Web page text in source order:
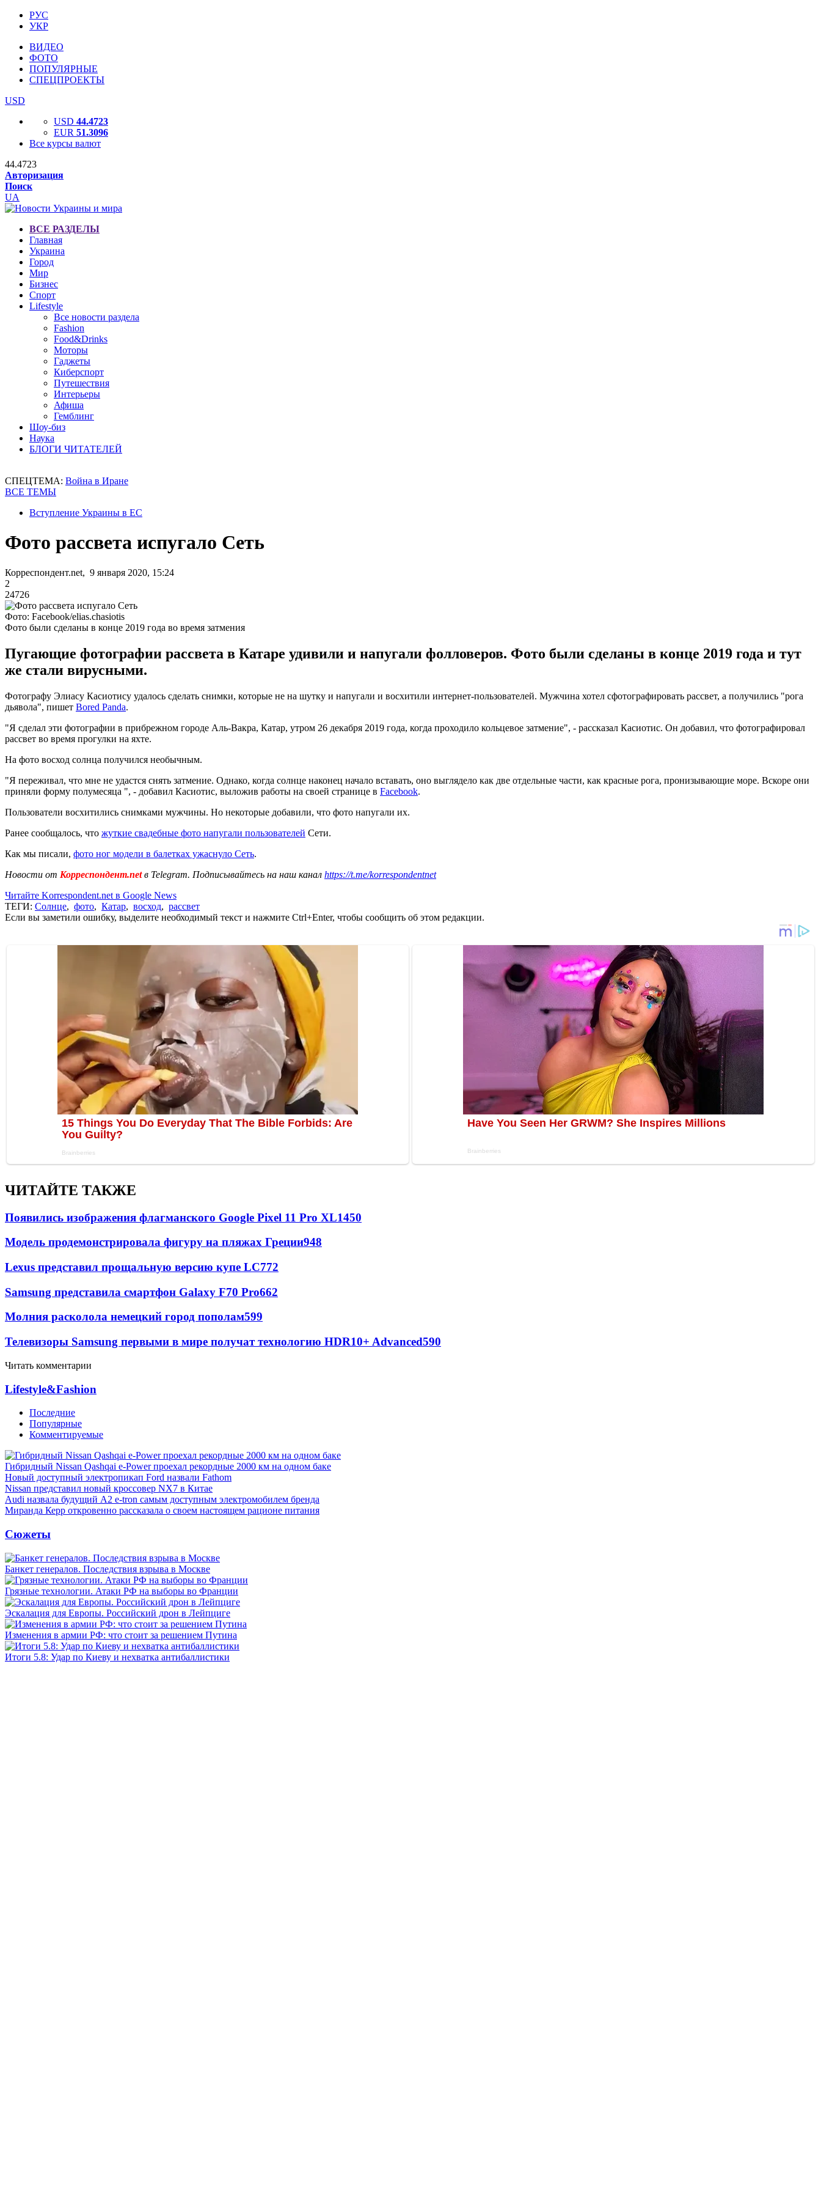
РУС
УКР
ВИДЕО
ФОТО
ПОПУЛЯРНЫЕ
СПЕЦПРОЕКТЫ
USD
USD 44.4723
EUR 51.3096
Все курсы валют
44.4723
Авторизация
Поиск
UA
ВСЕ РАЗДЕЛЫ
Главная
Украина
Город
Мир
Бизнес
Спорт
Lifestyle
Все новости раздела
Fashion
Food&Drinks
Моторы
Гаджеты
Киберспорт
Путешествия
Интерьеры
Афиша
Гемблинг
Шоу-биз
Наука
БЛОГИ ЧИТАТЕЛЕЙ
СПЕЦТЕМА: Война в Иране
ВСЕ ТЕМЫ
Вступление Украины в ЕС
Фото рассвета испугало Сеть
Корреспондент.net, 9 января 2020, 15:24
2
24726
Фото: Facebook/elias.chasiotis
Фото были сделаны в конце 2019 года во время затмения
Пугающие фотографии рассвета в Катаре удивили и напугали фолловеров. Фото были сделаны в конце 2019 года и тут
же стали вирусными.
Фотографу Элиасу Касиотису удалось сделать снимки, которые не на шутку и напугали и восхитили интернет-пользователей. Мужчина хотел сфотографировать рассвет, а получились "рога
дьявола", пишет Bored Panda.
"Я сделал эти фотографии в прибрежном городе Аль-Вакра, Катар, утром 26 декабря 2019 года, когда проходило кольцевое затмение", - рассказал Касиотис. Он добавил, что фотографировал
рассвет во время прогулки на яхте.
На фото восход солнца получился необычным.
"Я переживал, что мне не удастся снять затмение. Однако, когда солнце наконец начало вставать, оно выглядело как две отдельные части, как красные рога, пронизывающие море. Вскоре они
приняли форму полумесяца ", - добавил Касиотис, выложив работы на своей странице в Facebook.
Пользователи восхитились снимками мужчины. Но некоторые добавили, что фото напугали их.
Ранее сообщалось, что жуткие свадебные фото напугали пользователей Сети.
Как мы писали, фото ног модели в балетках ужаснуло Сеть.
Новости от Корреспондент.netв Telegram. Подписывайтесь на наш канал https://t.me/korrespondentnet
Читайте Korrespondent.net в Google News
ТЕГИ: Солнце, фото, Катар, восход, рассвет
Если вы заметили ошибку, выделите необходимый текст и нажмите Ctrl+Enter, чтобы сообщить об этом редакции.
ЧИТАЙТЕ ТАКЖЕ
Появились изображения флагманского Google Pixel 11 Pro XL1450
Модель продемонстрировала фигуру на пляжах Греции948
Lexus представил прощальную версию купе LC772
Samsung представила смартфон Galaxy F70 Pro662
Молния расколола немецкий город пополам599
Телевизоры Samsung первыми в мире получат технологию HDR10+ Advanced590
Читать комментарии
Lifestyle&Fashion
Последние
Популярные
Комментируемые
Гибридный Nissan Qashqai e-Power проехал рекордные 2000 км на одном баке
Новый доступный электропикап Ford назвали Fathom
Nissan представил новый кроссовер NX7 в Китае
Audi назвала будущий A2 e-tron самым доступным электромобилем бренда
Миранда Керр откровенно рассказала о своем настоящем рационе питания
Сюжеты
Банкет генералов. Последствия взрыва в Москве
Грязные технологии. Атаки РФ на выборы во Франции
Эскалация для Европы. Российский дрон в Лейпциге
Изменения в армии РФ: что стоит за решением Путина
Итоги 5.8: Удар по Киеву и нехватка антибаллистики